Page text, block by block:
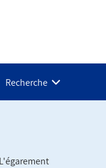
Recherche
L'égarement